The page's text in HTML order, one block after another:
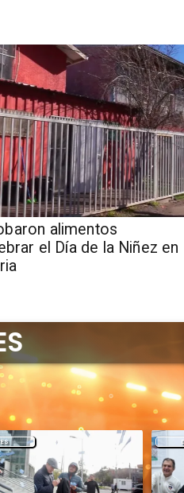
alimentos
el Día de la Niñez en